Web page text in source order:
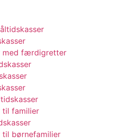
med færdigretter
til familier
til børnefamilier